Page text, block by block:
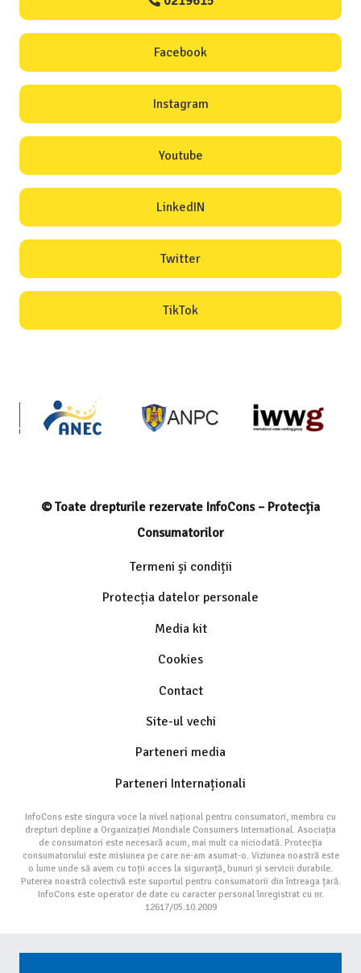
Facebook
Instagram
Youtube
LinkedIN
Twitter
TikTok
© Toate drepturile rezervate InfoCons – Protecția
Consumatorilor
Termeni și condiții
Protecția datelor personale
Media kit
Cookies
Contact
Site-ul vechi
Parteneri media
Parteneri Internaționali
InfoCons este singura voce la nivel național pentru consumatori, membru cu
drepturi depline a Organizației Mondiale Consumers International. Asociația
de consumatori este necesară acum, mai mult ca niciodată. Protecția
consumatorului este misiunea pe care ne-am asumat-o. Viziunea noastră este
o lume unde să avem cu toții acces la siguranță, bunuri și servicii durabile.
Puterea noastră colectivă este suportul pentru consumatorii din întreaga țară.
InfoCons este operator de date cu caracter personal înregistrat cu nr.
12617/05.10.2009